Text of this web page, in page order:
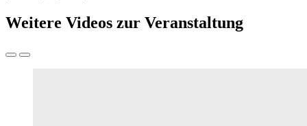
Weitere Videos zur Veranstaltung